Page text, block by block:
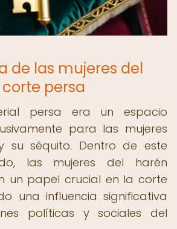
de las mujeres del
persa
persa era un espacio
para las mujeres
su séquito. Dentro de este
las mujeres del harén
un papel crucial en la corte
una influencia significativa
políticas y sociales del